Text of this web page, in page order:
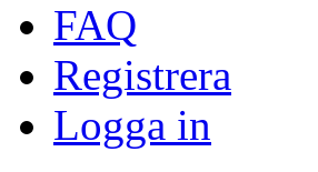
FAQ
Registrera
Logga in